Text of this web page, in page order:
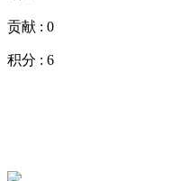
贡献 : 0
积分 : 6